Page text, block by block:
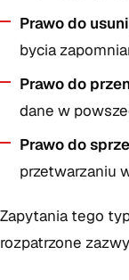
Prawo do
bycia
Prawo do
dane w
Prawo do
przetwarzaniu
Zapytania tego
rozpatrzone